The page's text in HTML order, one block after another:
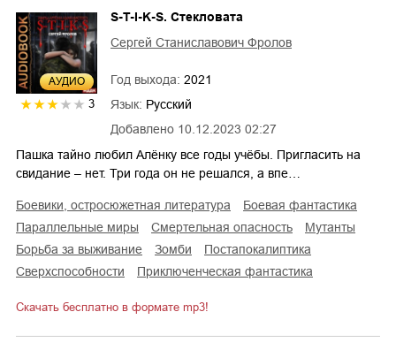
AУДИО
3
Добавлено 10.12.2023 02:27
S-T-I-K-S. Стекловата
Сергей Станиславович Фролов
Год выхода: 2021
Язык: Русский
Пашка тайно любил Алёнку все годы учёбы. Пригласить на
свидание – нет. Три года он не решался, а впе…
боевики, остросюжетная литература
боевая фантастика
параллельные миры
смертельная опасность
мутанты
борьба за выживание
зомби
постапокалиптика
сверхспособности
приключенческая фантастика
Скачать бесплатно в формате mp3!